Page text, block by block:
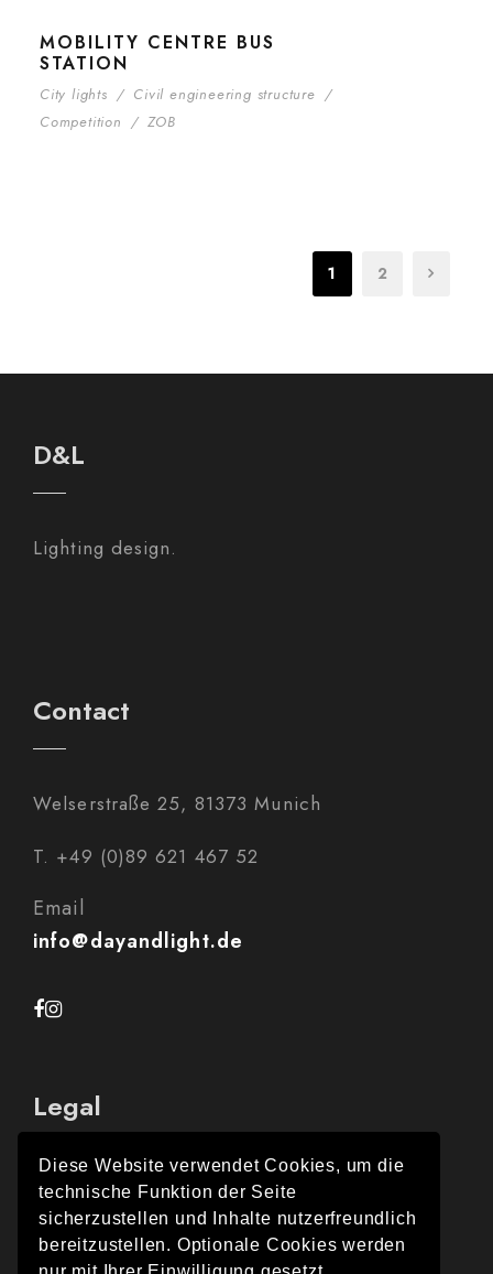
MOBILITY CENTRE BUS
STATION
City lights / Civil engineering structure /
Competition / ZOB
1 2
D&L
Lighting design.
Contact
Welserstraße 25, 81373 Munich
T. +49 (0)89 621 467 52
Email
info@dayandlight.de
Legal
Legal Notice
Data protection
Diese Website verwendet Cookies, um die
technische Funktion der Seite
sicherzustellen und Inhalte nutzerfreundlich
bereitzustellen. Optionale Cookies werden